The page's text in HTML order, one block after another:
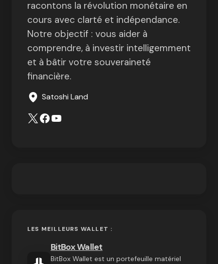
racontons la révolution monétaire en
cours avec clarté et indépendance.
Notre objectif : vous aider à
comprendre, à investir intelligemment
et à bâtir votre souveraineté
financière.
Satoshi Land
LES MEILLEURS WALLET :
BitBox Wallet
BitBox Wallet est un portefeuille matériel